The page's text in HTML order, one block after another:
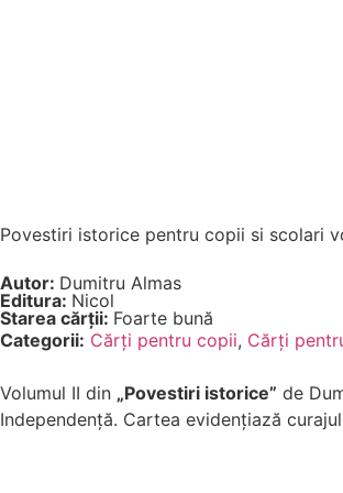
Povestiri istorice pentru copii si scolari
Autor: Dumitru Almas
Editura: Nicol
Starea cărții: Foarte bună
Categorii: Cărți pentru copii, Cărți
Volumul II din „Povestiri istorice” de
Independență. Cartea evidențiază